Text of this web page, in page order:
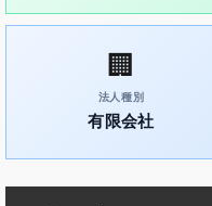
🏢
法人種別
有限会社